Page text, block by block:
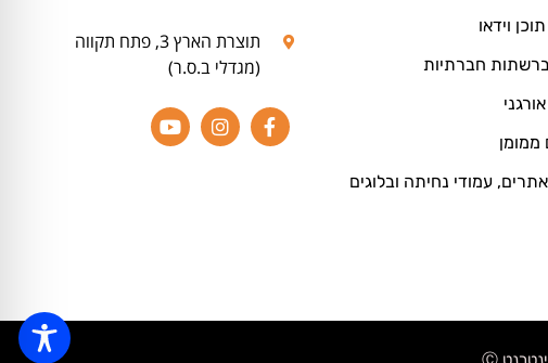
וידאו
ברשתות חברתיות
ממומן
עמודי נחיתה ובלוגים
תוצרת הארץ 3, פתח תקווה
(מגדלי ב.ס.ר)